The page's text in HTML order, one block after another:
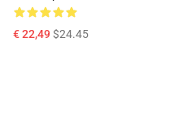
€ 22,49$24.45